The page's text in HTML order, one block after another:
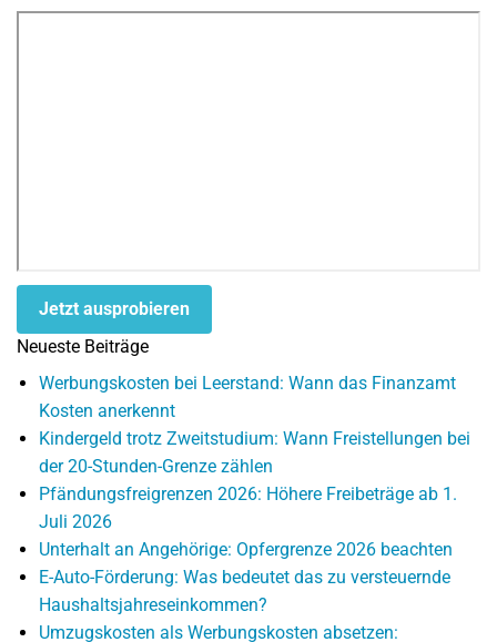
Jetzt ausprobieren
Neueste Beiträge
Werbungskosten bei Leerstand: Wann das Finanzamt
Kosten anerkennt
Kindergeld trotz Zweitstudium: Wann Freistellungen bei
der 20-Stunden-Grenze zählen
Pfändungsfreigrenzen 2026: Höhere Freibeträge ab 1.
Juli 2026
Unterhalt an Angehörige: Opfergrenze 2026 beachten
E-Auto-Förderung: Was bedeutet das zu versteuernde
Haushaltsjahreseinkommen?
Umzugskosten als Werbungskosten absetzen: